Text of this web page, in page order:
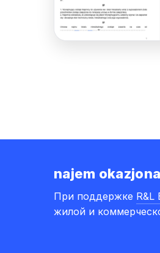
najem
При поддержке R&L
жилой и